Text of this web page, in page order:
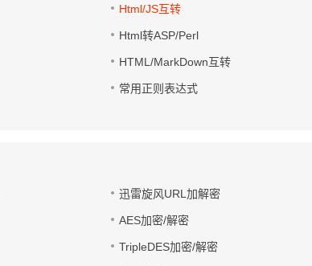
Html/JS互转
Html转ASP/Perl
HTML/MarkDown互转
常用正则表达式
迅雷旋风URL加解密
AES加密/解密
TripleDES加密/解密